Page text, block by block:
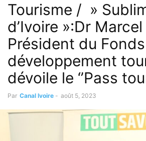
Tourisme / »
d’Ivoire »:Dr
Président du
développement
dévoile le ‘’Pass
Par Canal Ivoire - août 5, 2023